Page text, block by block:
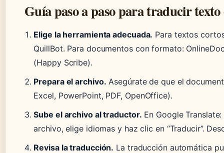
Guía paso a paso para traducir
Elige la herramienta adecuada. Para textos
QuillBot. Para documentos con formato:
(Happy Scribe).
Prepara el archivo. Asegúrate de que el
Excel, PowerPoint, PDF, OpenOffice).
Sube el archivo al traductor. En Google
archivo, elige idiomas y haz clic en “Traducir”.
Revisa la traducción. La traducción automática